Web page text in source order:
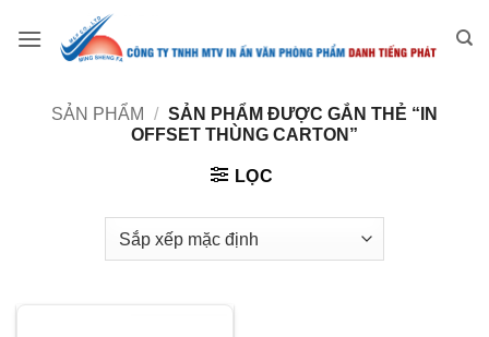
qua
SẢN PHẨM
/ SẢN PHẨM ĐƯỢC GẮN THẺ “IN
OFFSET THÙNG CARTON”
LỌC